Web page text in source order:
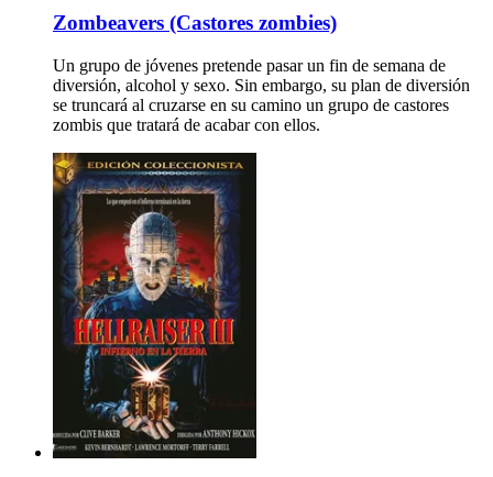
Zombeavers (Castores zombies)
Un grupo de jóvenes pretende pasar un fin de semana de
diversión, alcohol y sexo. Sin embargo, su plan de diversión
se truncará al cruzarse en su camino un grupo de castores
zombis que tratará de acabar con ellos.